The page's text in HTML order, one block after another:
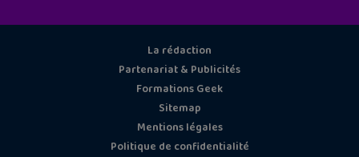
La rédaction
Partenariat & Publicités
Formations Geek
Sitemap
Mentions légales
Politique de confidentialité